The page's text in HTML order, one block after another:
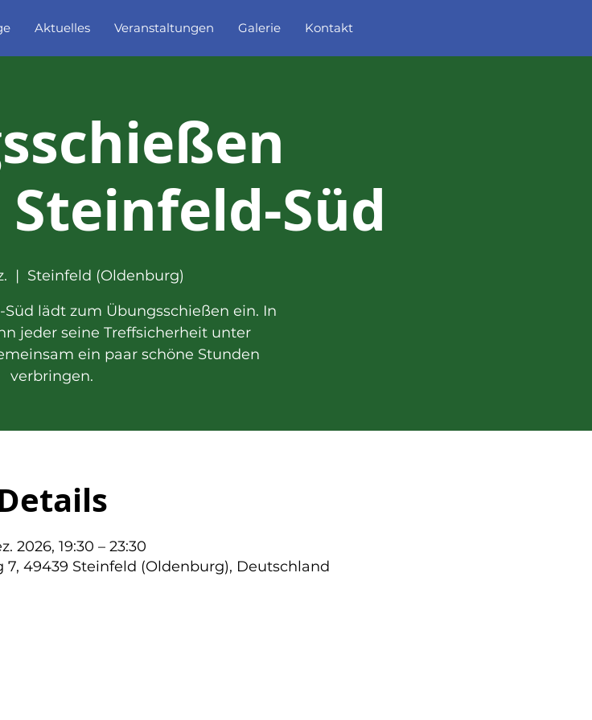
Aktuelles Veranstaltungen Galerie Kontakt
Süd
  |
Steinfeld (Oldenburg)
lädt zum Übungsschießen ein. In
jeder seine Treffsicherheit unter
ein paar schöne Stunden
verbringen.
2026, 19:30 – 23:30
49439 Steinfeld (Oldenburg), Deutschland